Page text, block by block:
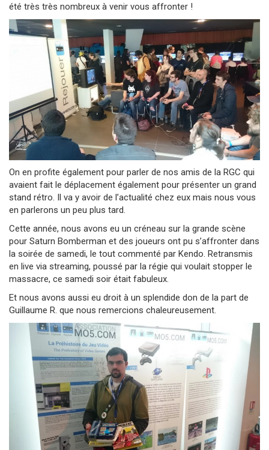
été très très nombreux à venir vous affronter !
On en profite également pour parler de nos amis de la RGC qui
avaient fait le déplacement également pour présenter un grand
stand rétro. Il va y avoir de l’actualité chez eux mais nous vous
en parlerons un peu plus tard.
Cette année, nous avons eu un créneau sur la grande scène
pour Saturn Bomberman et des joueurs ont pu s’affronter dans
la soirée de samedi, le tout commenté par Kendo. Retransmis
en live via streaming, poussé par la régie qui voulait stopper le
massacre, ce samedi soir était fabuleux.
Et nous avons aussi eu droit à un splendide don de la part de
Guillaume R. que nous remercions chaleureusement.